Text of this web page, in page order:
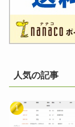
人気の記事